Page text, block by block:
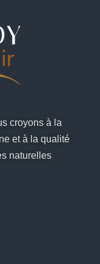
croyons à la
et à la qualité
naturelles